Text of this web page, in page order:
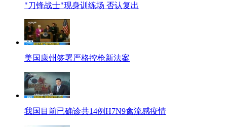
"刀锋战士"现身训练场 否认复出
美国康州签署严格控枪新法案
我国目前已确诊共14例H7N9禽流感疫情